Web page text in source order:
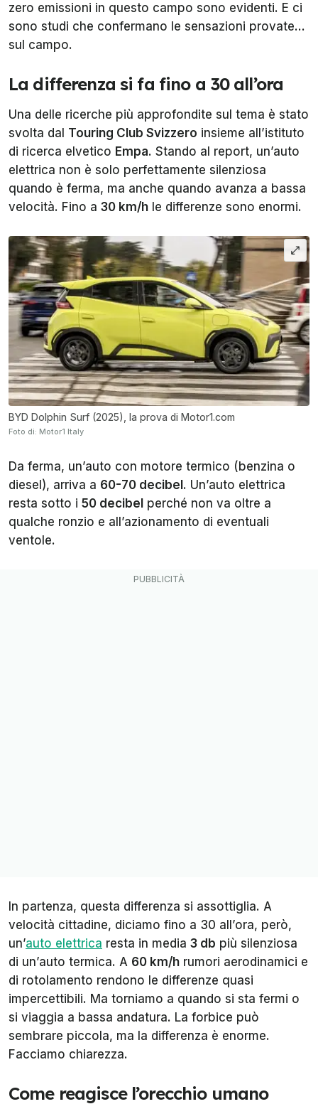
zero emissioni in questo campo sono evidenti. E ci
sono studi che confermano le sensazioni provate…
sul campo.
La differenza si fa fino a 30 all’ora
Una delle ricerche più approfondite sul tema è stato
svolta dal Touring Club Svizzero insieme all’istituto
di ricerca elvetico Empa. Stando al report, un’auto
elettrica non è solo perfettamente silenziosa
quando è ferma, ma anche quando avanza a bassa
velocità. Fino a 30 km/h le differenze sono enormi.
BYD Dolphin Surf (2025), la prova di Motor1.com
Foto di: Motor1 Italy
Da ferma, un’auto con motore termico (benzina o
diesel), arriva a 60-70 decibel. Un’auto elettrica
resta sotto i 50 decibel perché non va oltre a
qualche ronzio e all’azionamento di eventuali
ventole.
In partenza, questa differenza si assottiglia. A
velocità cittadine, diciamo fino a 30 all’ora, però,
un’auto elettrica resta in media 3 db più silenziosa
di un’auto termica. A 60 km/h rumori aerodinamici e
di rotolamento rendono le differenze quasi
impercettibili. Ma torniamo a quando si sta fermi o
si viaggia a bassa andatura. La forbice può
sembrare piccola, ma la differenza è enorme.
Facciamo chiarezza.
Come reagisce l’orecchio umano